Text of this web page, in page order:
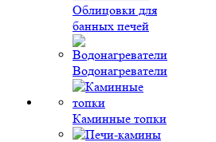
Облицовки для
банных печей
Водонагреватели
Каминные топки